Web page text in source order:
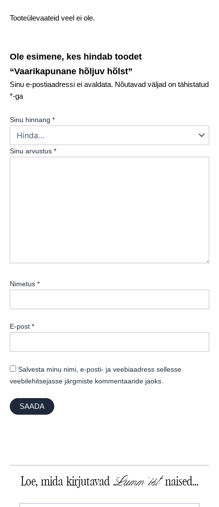
Tooteülevaateid veel ei ole.
Ole esimene, kes hindab toodet
“Vaarikapunane hõljuv hõlst”
Sinu e-postiaadressi ei avaldata. Nõutavad väljad on tähistatud
*-ga
Sinu hinnang *
Sinu arvustus *
Nimetus *
E-post *
Salvesta minu nimi, e-posti- ja veebiaadress sellesse
veebilehitsejasse järgmiste kommentaaride jaoks.
Loe, mida kirjutavadLumm'ist naised...